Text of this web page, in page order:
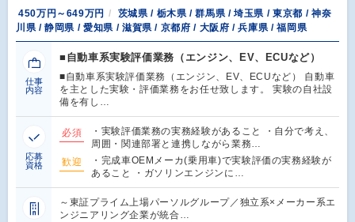
450万円～649万円
茨城県 / 栃木県 / 群馬県 / 埼玉県 / 東京都 / 神奈
川県 / 静岡県 / 愛知県 / 滋賀県 / 京都府 / 大阪府 / 兵庫県 / 福岡県
仕事
内容
■自動車系実験評価業務（エンジン、EV、ECUなど）
■自動車系実験評価業務（エンジン、EV、ECUなど） 自動車
を主とした実験・評価業務をお任せ致します。 実験の自社設
備を有し…
応募
資格
必須
・実験評価業務の実務経験があること ・自分で考え、
周囲・関連部署と連携しながら業務…
歓迎
・完成車OEMメーカ(乗用車)で実験評価の実務経験が
あること ・ガソリンエンジンに…
～東証プライム上場パーソルグループ／独立系×メーカー系エ
ンジニアリング企業が統合…